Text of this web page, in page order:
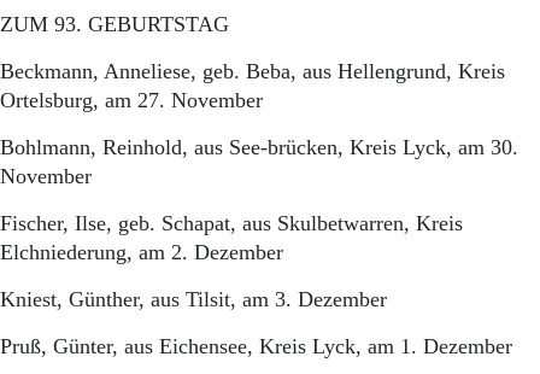
ZUM 93. GEBURTSTAG
Beckmann, Anneliese, geb. Beba, aus Hellengrund, Kreis
Ortelsburg, am 27. November
Bohlmann, Reinhold, aus See-brücken, Kreis Lyck, am 30.
November
Fischer, Ilse, geb. Schapat, aus Skulbetwarren, Kreis
Elchniederung, am 2. Dezember
Kniest, Günther, aus Tilsit, am 3. Dezember
Pruß, Günter, aus Eichensee, Kreis Lyck, am 1. Dezember